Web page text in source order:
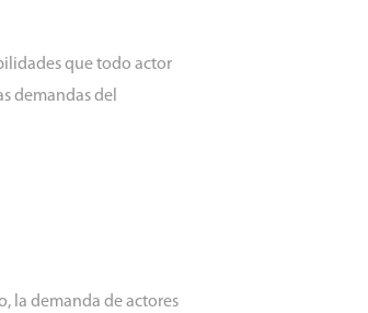
que todo actor
demandas del
la demanda de actores